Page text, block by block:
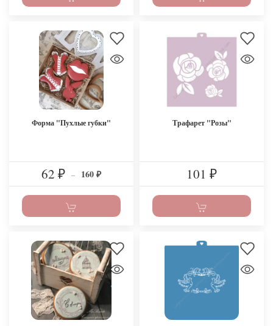
Форма "Пухлые губки"
62 ₽ – 160 ₽
Трафарет "Розы"
101 ₽